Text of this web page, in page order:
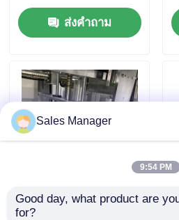
ควบคุมคุณภาพ
ขออ้าง
สายการผลิตลิปสติก
เครื่องเติมสีฝีปากอัตโนมัติ
เครื่องเติมเมสคาร่า
ส่งคำถาม
อัตโนมัติ 12 หลุม ลิปบัล
ซัม อลูมิเนียม Mold
Sales Manager
9:54 PM
Good day, what product are
for?